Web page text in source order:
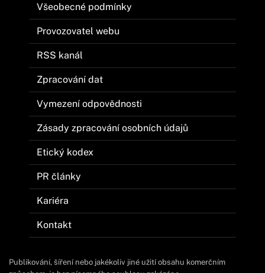
Všeobecné podmínky
Provozovatel webu
RSS kanál
Zpracování dat
Vymezení odpovědnosti
Zásady zpracování osobních údajů
Etický kodex
PR články
Kariéra
Kontakt
Publikování, šíření nebo jakékoliv jiné užití obsahu komerčním